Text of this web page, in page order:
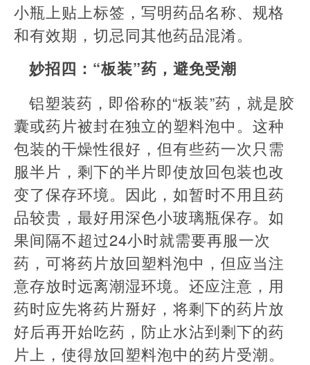
小瓶上贴上标签，写明药品名称、规格
和有效期，切忌同其他药品混淆。
妙招四：“板装”药，避免受潮
铝塑装药，即俗称的“板装”药，就是胶
囊或药片被封在独立的塑料泡中。这种
包装的干燥性很好，但有些药一次只需
服半片，剩下的半片即使放回包装也改
变了保存环境。因此，如暂时不用且药
品较贵，最好用深色小玻璃瓶保存。如
果间隔不超过24小时就需要再服一次
药，可将药片放回塑料泡中，但应当注
意存放时远离潮湿环境。还应注意，用
药时应先将药片掰好，将剩下的药片放
好后再开始吃药，防止水沾到剩下的药
片上，使得放回塑料泡中的药片受潮。